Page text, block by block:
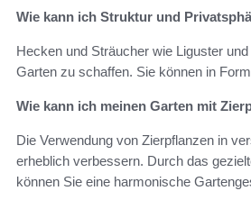
Wie kann ich Struktur und
Hecken und Sträucher wie Liguster
Garten zu schaffen. Sie können in
Wie kann ich meinen Garten mit
Die Verwendung von Zierpflanzen in
erheblich verbessern. Durch das
können Sie eine harmonische